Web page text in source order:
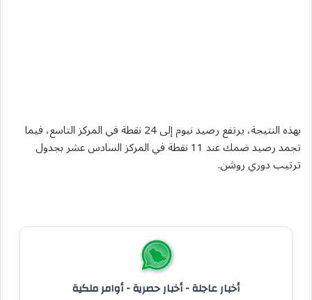
بهذه النتيجة، يرتفع رصيد نيوم إلى 24 نقطة في المركز التاسع، فيما
تجمد رصيد ضمك عند 11 نقطة في المركز السادس عشر بجدول
ترتيب دوري روشن.
أخبار عاجلة - أخبار حصرية - أوامر ملكية